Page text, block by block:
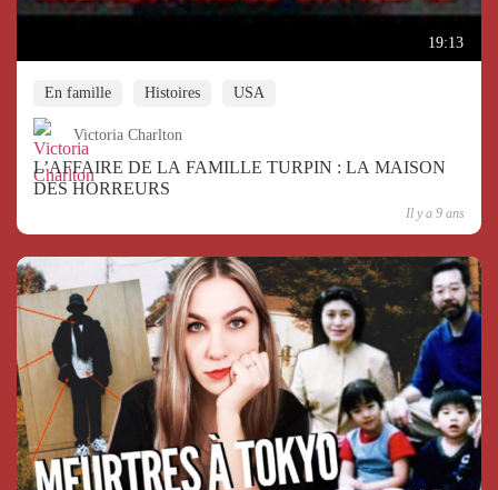
19:13
En famille Histoires USA
Victoria Charlton
L’AFFAIRE DE LA FAMILLE TURPIN : LA MAISON
DES HORREURS
Il y a 9 ans